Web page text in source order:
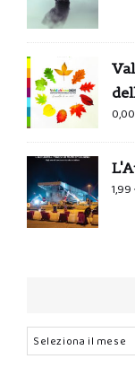
0,00
1,99
Archivi